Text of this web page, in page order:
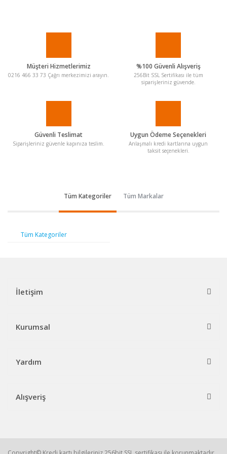
Müşteri Hizmetlerimiz
0216 466 33 73 Çağrı merkezimizi arayın.
%100 Güvenli Alışveriş
256Bit SSL Sertifikası ile tüm
siparişleriniz güvende.
Güvenli Teslimat
Siparişleriniz güvenle kapınıza teslim.
Uygun Ödeme Seçenekleri
Anlaşmalı kredi kartlarına uygun
taksit seçenekleri.
Tüm Kategoriler Tüm Markalar
Tüm Kategoriler
İletişim
Kurumsal
Yardım
Alışveriş